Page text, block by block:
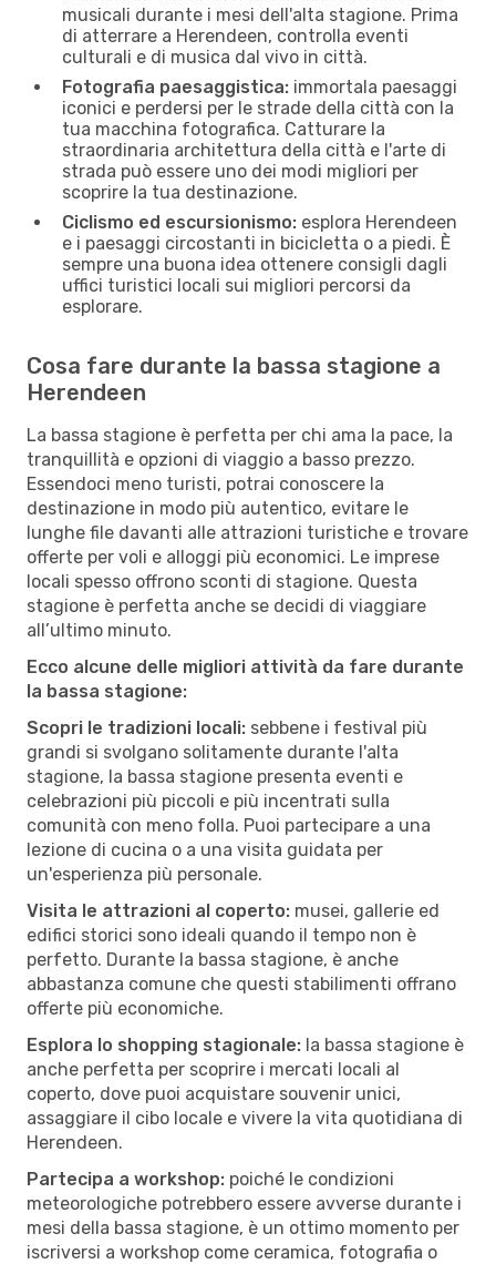
musicali durante i mesi dell'alta stagione. Prima
di atterrare a Herendeen, controlla eventi
culturali e di musica dal vivo in città.
Fotografia paesaggistica: immortala paesaggi
iconici e perdersi per le strade della città con la
tua macchina fotografica. Catturare la
straordinaria architettura della città e l'arte di
strada può essere uno dei modi migliori per
scoprire la tua destinazione.
Ciclismo ed escursionismo: esplora Herendeen
e i paesaggi circostanti in bicicletta o a piedi. È
sempre una buona idea ottenere consigli dagli
uffici turistici locali sui migliori percorsi da
esplorare.
Cosa fare durante la bassa stagione a
Herendeen
La bassa stagione è perfetta per chi ama la pace, la
tranquillità e opzioni di viaggio a basso prezzo.
Essendoci meno turisti, potrai conoscere la
destinazione in modo più autentico, evitare le
lunghe file davanti alle attrazioni turistiche e trovare
offerte per voli e alloggi più economici. Le imprese
locali spesso offrono sconti di stagione. Questa
stagione è perfetta anche se decidi di viaggiare
all’ultimo minuto.
Ecco alcune delle migliori attività da fare durante
la bassa stagione:
Scopri le tradizioni locali: sebbene i festival più
grandi si svolgano solitamente durante l'alta
stagione, la bassa stagione presenta eventi e
celebrazioni più piccoli e più incentrati sulla
comunità con meno folla. Puoi partecipare a una
lezione di cucina o a una visita guidata per
un'esperienza più personale.
Visita le attrazioni al coperto: musei, gallerie ed
edifici storici sono ideali quando il tempo non è
perfetto. Durante la bassa stagione, è anche
abbastanza comune che questi stabilimenti offrano
offerte più economiche.
Esplora lo shopping stagionale: la bassa stagione è
anche perfetta per scoprire i mercati locali al
coperto, dove puoi acquistare souvenir unici,
assaggiare il cibo locale e vivere la vita quotidiana di
Herendeen.
Partecipa a workshop: poiché le condizioni
meteorologiche potrebbero essere avverse durante i
mesi della bassa stagione, è un ottimo momento per
iscriversi a workshop come ceramica, fotografia o